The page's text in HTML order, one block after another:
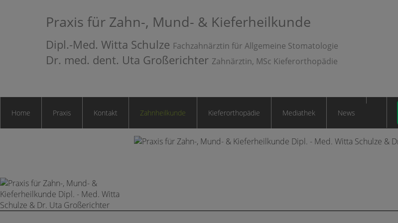
Praxis für Zahn-, Mund- & Kieferheilkunde
Dipl.-Med. Witta Schulze Fachzahnärztin für Allgemeine Stomatologie
Dr. med. dent. Uta Großerichter Zahnärztin, MSc Kieferorthopädie
Home Praxis Kontakt Zahnheilkunde Kieferorthopädie Mediathek News